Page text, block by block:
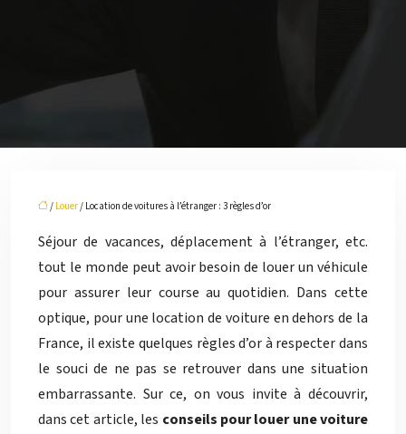
/ Louer/ Location de voitures à l’étranger : 3 règles d’or
Séjour de vacances, déplacement à l’étranger, etc.
tout le monde peut avoir besoin de louer un véhicule
pour assurer leur course au quotidien. Dans cette
optique, pour une location de voiture en dehors de la
France, il existe quelques règles d’or à respecter dans
le souci de ne pas se retrouver dans une situation
embarrassante. Sur ce, on vous invite à découvrir,
dans cet article, les conseils pour louer une voiture